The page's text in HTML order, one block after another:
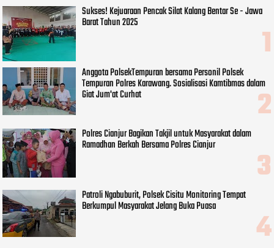
Sukses! Kejuaraan Pencak Silat Kalang Bentar Se - Jawa
Barat Tahun 2025
Anggota PolsekTempuran bersama Personil Polsek
Tempuran Polres Karawang. Sosialisasi Kamtibmas dalam
Giat Jum'at Curhat
Polres Cianjur Bagikan Takjil untuk Masyarakat dalam
Ramadhan Berkah Bersama Polres Cianjur
Patroli Ngabuburit, Polsek Cisitu Monitoring Tempat
Berkumpul Masyarakat Jelang Buka Puasa